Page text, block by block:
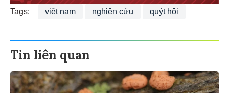
Tags: việt nam nghiên cứu quýt hôi
Tin liên quan